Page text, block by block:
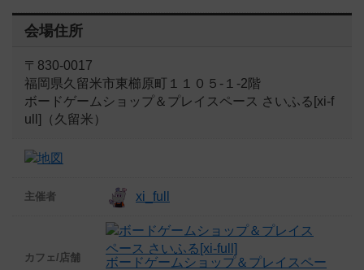
会場住所
〒830-0017
福岡県久留米市東櫛原町１１０５-１-2階
ボードゲームショップ＆プレイスペース さいふる[xi-f
ull]（久留米）
主催者 xi_full
カフェ/店舗
ボードゲームショップ＆プレイスペー